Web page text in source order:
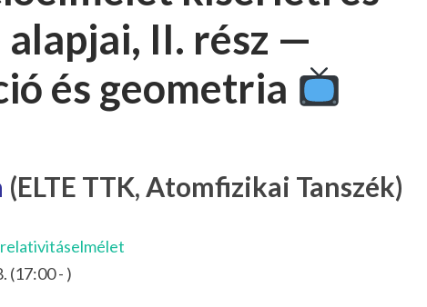
II. rész —
és geometria
(ELTE TTK, Atomfizikai Tanszék)
relativitáselmélet
(17:00 - )